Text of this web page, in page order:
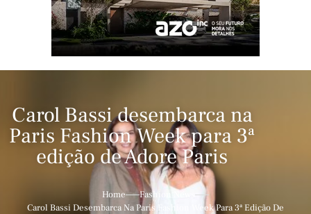
Carol Bassi desembarca na
Paris Fashion Week para 3ª
edição de Adore Paris
Home
Fashion News
Carol Bassi Desembarca Na Paris Fashion Week Para 3ª Edição De